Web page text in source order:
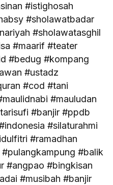
#istighosah
#sholawatbadar
#sholawatasghil
#maarif #teater
#bedug #kompang
#ustadz
#cod #tani
#mauludan
#banjir #ppdb
#silaturahmi
#ramadhan
#balik
#angpao #bingkisan
#musibah #banjir